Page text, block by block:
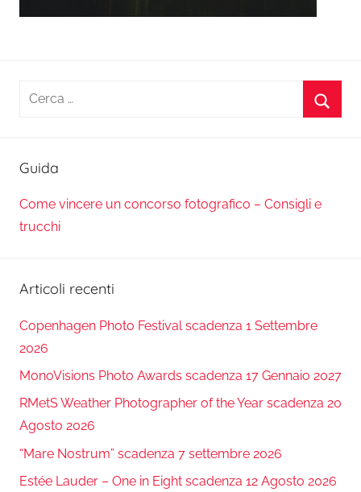
Ricerca
Guida
Come vincere un concorso fotografico – Consigli e
trucchi
Articoli recenti
Copenhagen Photo Festival scadenza 1 Settembre
2026
MonoVisions Photo Awards scadenza 17 Gennaio 2027
RMetS Weather Photographer of the Year scadenza 20
Agosto 2026
“Mare Nostrum” scadenza 7 settembre 2026
Estée Lauder – One in Eight scadenza 12 Agosto 2026